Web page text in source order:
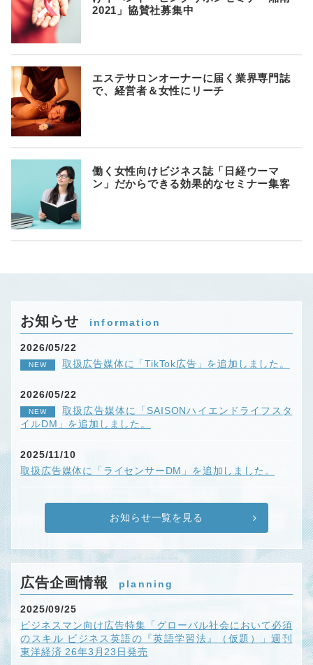
2021」協賛社募集中
エステサロンオーナーに届く業界専門誌
で、経営者＆女性にリーチ
働く女性向けビジネス誌「日経ウーマ
ン」だからできる効果的なセミナー集客
お知らせ information
2026/05/22
NEW 取扱広告媒体に「TikTok広告」を追加しました。
2026/05/22
NEW
取扱広告媒体に「SAISONハイエンドライフスタ
イルDM」を追加しました。
2025/11/10
取扱広告媒体に「ライセンサーDM」を追加しました。
お知らせ一覧を見る
広告企画情報 planning
2025/09/25
ビジネスマン向け広告特集「グローバル社会において必須
のスキル ビジネス英語の『英語学習法』（仮題）」週刊
東洋経済 26年3月23日発売